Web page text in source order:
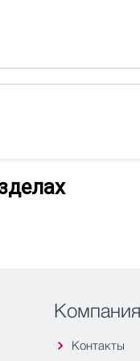
Компания
Контакты